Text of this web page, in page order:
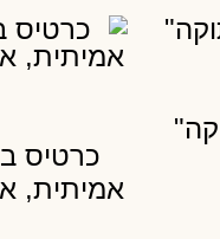
כרטיס
אמיתית,